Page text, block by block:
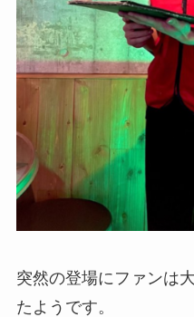
突然の登場にファンは
たようです。